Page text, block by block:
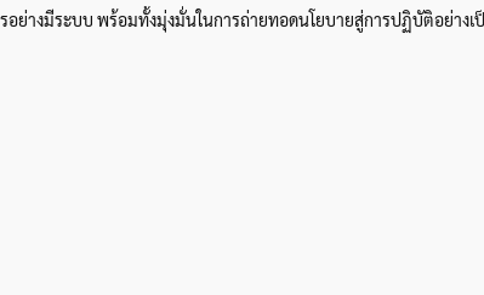
างมีระบบ พร้อมทั้งมุ่งมั่นในการถ่ายทอดนโยบายสู่การปฏิบัติอย่าง